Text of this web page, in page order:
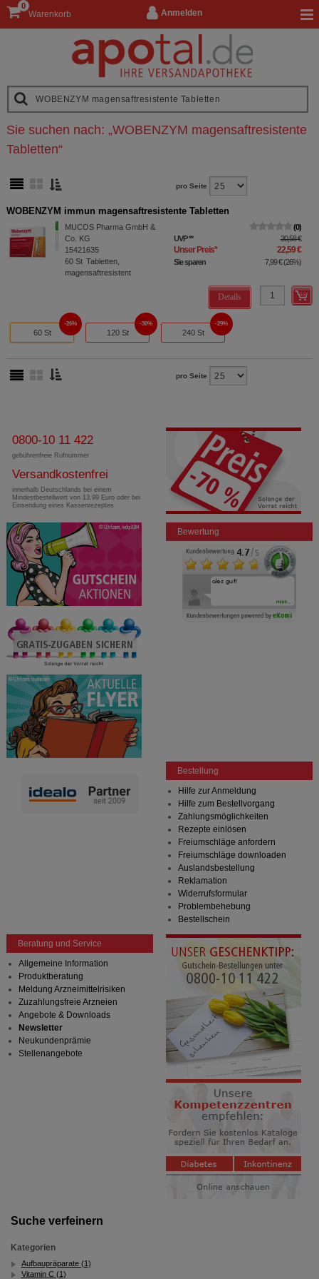
Anmelden
Warenkorb
0
Suche verfeinern
Kategorien
Aufbaupräparate (1)
Vitamin C (1)
Sie suchen nach: „WOBENZYM magensaftresistente
Tabletten“
pro Seite
WOBENZYM immun magensaftresistente Tabletten
MUCOS Pharma GmbH &
Co. KG
15421635
60 St Tabletten,
magensaftresistent
0
UVP** 30,58 €
Unser Preis* 22,59 €
Sie sparen 7,99 €(26%)
Details
60 St
26%
120 St
30%
240 St
29%
pro Seite
0800-10 11 422
gebührenfreie Rufnummer
Versandkostenfrei
innerhalb Deutschlands bei einem
Mindestbestellwert von 13,99 Euro oder bei
Einsendung eines Kassenrezeptes
Bewertung
Bestellung
Hilfe zur Anmeldung
Hilfe zum Bestellvorgang
Zahlungsmöglichkeiten
Rezepte einlösen
Freiumschläge anfordern
Freiumschläge downloaden
Auslandsbestellung
Reklamation
Widerrufsformular
Problembehebung
Bestellschein
Beratung und Service
Allgemeine Information
Produktberatung
Meldung Arzneimittelrisiken
Zuzahlungsfreie Arzneien
Angebote & Downloads
Newsletter
Neukundenprämie
Stellenangebote